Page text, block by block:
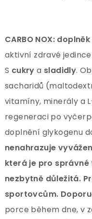
CARBO NOX:
aktivní zdravé
S cukry a sladidly.
sacharidů
vitamíny, minerály a
regeneraci po
doplnění glykogenu
nenahrazuje
která je pro
nezbytně důležitá.
sportovcům.
porce během dne, v